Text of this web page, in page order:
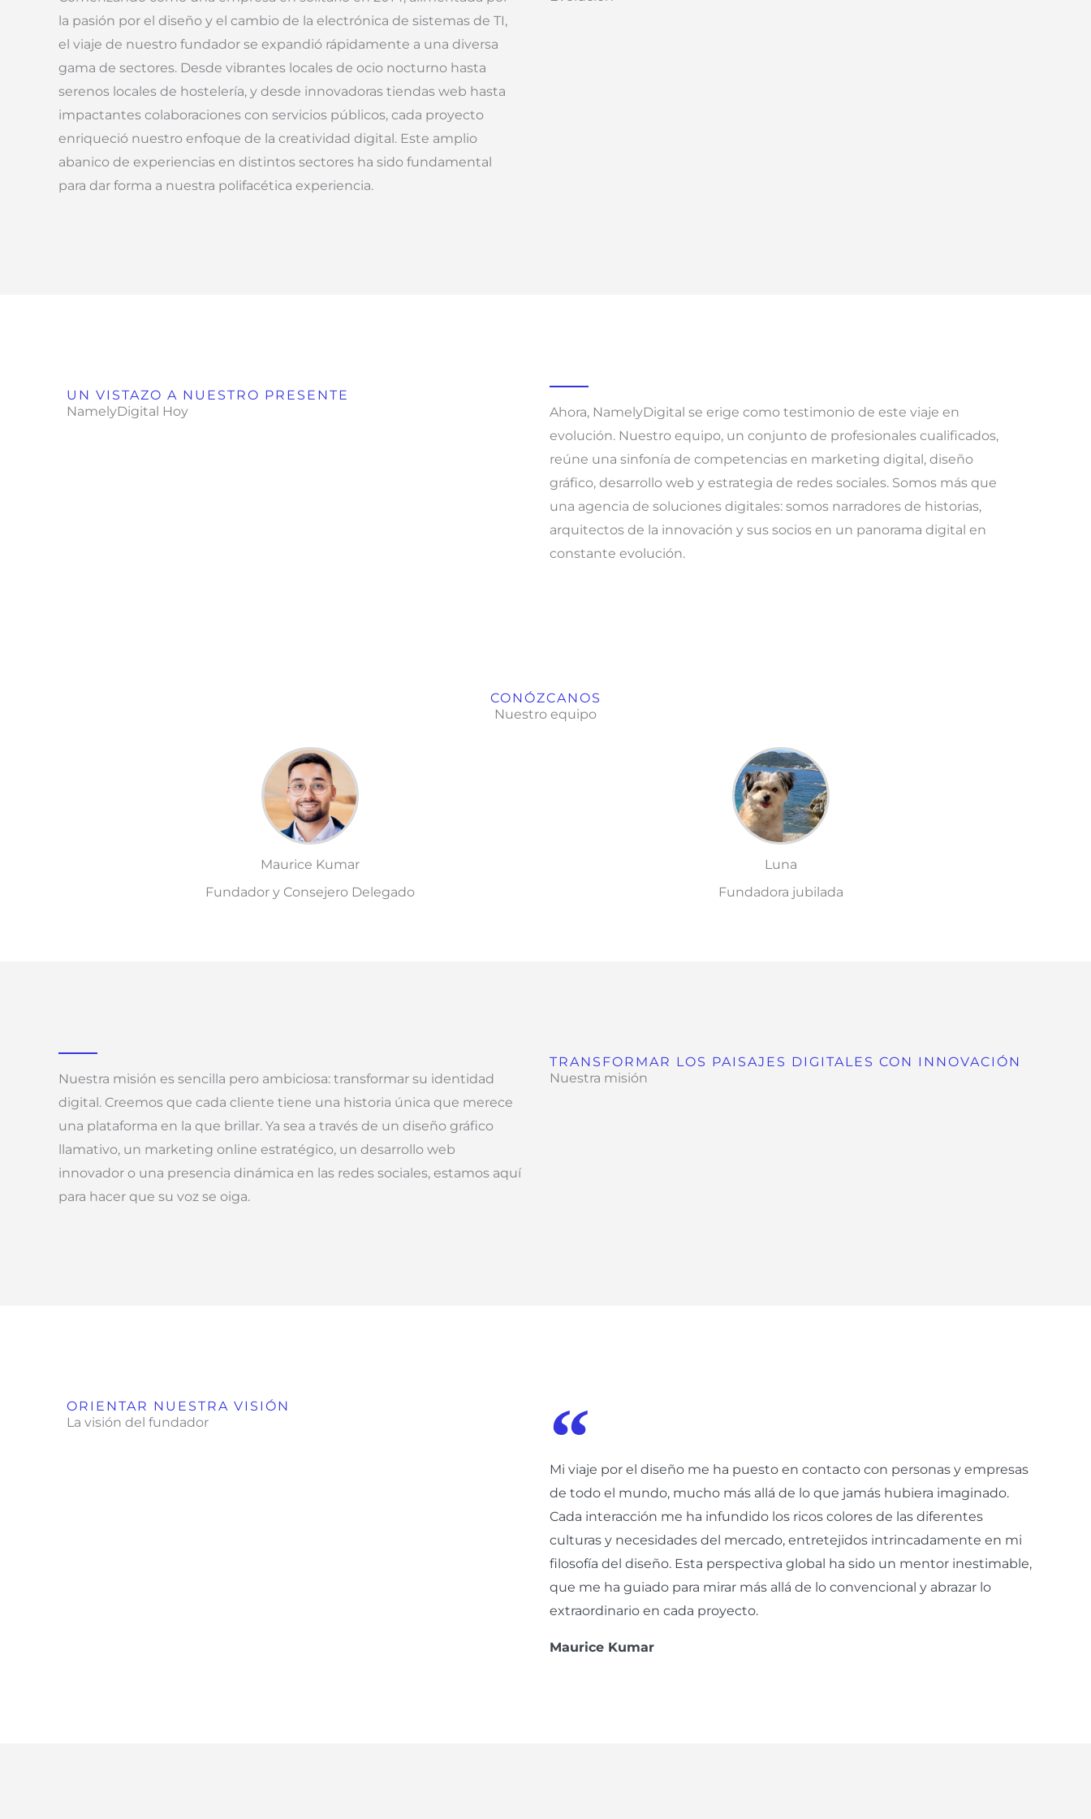
la pasión por el diseño y el cambio de la electrónica de sistemas de TI,
el viaje de nuestro fundador se expandió rápidamente a una diversa
gama de sectores. Desde vibrantes locales de ocio nocturno hasta
serenos locales de hostelería, y desde innovadoras tiendas web hasta
impactantes colaboraciones con servicios públicos, cada proyecto
enriqueció nuestro enfoque de la creatividad digital. Este amplio
abanico de experiencias en distintos sectores ha sido fundamental
para dar forma a nuestra polifacética experiencia.
UN VISTAZO A NUESTRO PRESENTE
NamelyDigital Hoy
Ahora, NamelyDigital se erige como testimonio de este viaje en
evolución. Nuestro equipo, un conjunto de profesionales cualificados,
reúne una sinfonía de competencias en marketing digital, diseño
gráfico, desarrollo web y estrategia de redes sociales. Somos más que
una agencia de soluciones digitales: somos narradores de historias,
arquitectos de la innovación y sus socios en un panorama digital en
constante evolución.
CONÓZCANOS
Nuestro equipo
Maurice Kumar
Fundador y Consejero Delegado
Luna
Fundadora jubilada
Nuestra misión es sencilla pero ambiciosa: transformar su identidad
digital. Creemos que cada cliente tiene una historia única que merece
una plataforma en la que brillar. Ya sea a través de un diseño gráfico
llamativo, un marketing online estratégico, un desarrollo web
innovador o una presencia dinámica en las redes sociales, estamos aquí
para hacer que su voz se oiga.
TRANSFORMAR LOS PAISAJES DIGITALES CON INNOVACIÓN
Nuestra misión
ORIENTAR NUESTRA VISIÓN
La visión del fundador
Mi viaje por el diseño me ha puesto en contacto con personas y empresas
de todo el mundo, mucho más allá de lo que jamás hubiera imaginado.
Cada interacción me ha infundido los ricos colores de las diferentes
culturas y necesidades del mercado, entretejidos intrincadamente en mi
filosofía del diseño. Esta perspectiva global ha sido un mentor inestimable,
que me ha guiado para mirar más allá de lo convencional y abrazar lo
extraordinario en cada proyecto.
Maurice Kumar